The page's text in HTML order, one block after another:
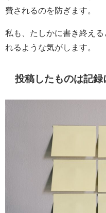
費されるのを防ぎます。
私も、たしかに書き終え
れるような気がします。
投稿したものは記録